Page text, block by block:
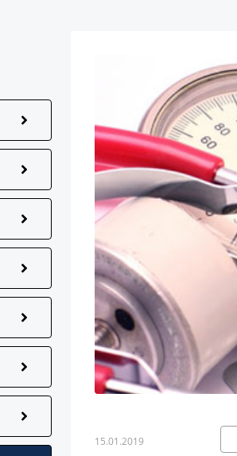
15.01.2019